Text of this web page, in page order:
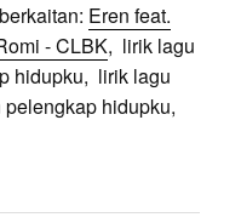
Eren feat.
- CLBK, lirik lagu
hidupku, lirik lagu
hidupku,